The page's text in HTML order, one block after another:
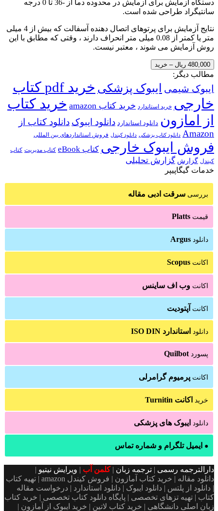
دستگاه آزمایش برای آزمایش در محدوده دما از -36 تا 0 درجه
سانتیگراد طراحی شده است.
نتایج آزمایش برای پرتوهای اتصال دهنده آسفالت که بیش از 4 میلی
متر یا کمتر از 0.08 میلی متر انحراف دارند ، وقتی که مطابق با این
روش آزمایش می شوند ، معتبر نیست.
480,000 ریال – خرید
مطالب دیگر:
ایبوک شیمی ایبوک پزشکی
خرید pdf کتاب
خارجی خرید استاندارد خرید کتاب amazon
خرید کتاب
از امازون دانلود استاندارد دانلود ایبوک دانلود کتاب از
Amazon دانلود کتاب پزشکی دانلود کیندل فروش استانداردهای بین المللی
فروش ایبوک خارجی کتاب eBook کتاب مدیریت کتاب
کیندل گزارش گزارش تحلیلی
خدمات گیگاپیپر
بررسی سرقت ادبی مقاله
قیمت Platts
دانلود Argus
اکانت Scopus
اکانت وب اف ساینس
اکانت آپتودیت
دانلود استاندارد ISO DIN
پسوردQuilbot
اکانت پرمیوم گرامرلی
خرید اکانت Turnitin
دانلود ایبوک های پزشکی
● ایمیل تلگرام و شماره تماس
دارالترجمه رسمی | ترجمه زبان |کلمن آب | ویرایش نیتیو |
دانلود مقاله | خرید کتاب آمازون | فروش کیندل amazon | تهیه کتاب
| دانلود از پلتس | دانلود ایبوک | دانلود استاندارد | درخواست مقاله
کتاب | تهیه تزهای تخصصی | پایگاه دانلود کتاب تخصصی | خرید کتاب
زبان اصلی دانشگاهی | خرید کتاب لاتین | خرید ایبوک از آمازون |